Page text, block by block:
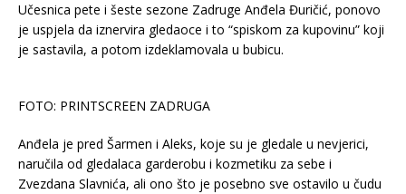
Učesnica pete i šeste sezone Zadruge Anđela Đuričić, ponovo
je uspjela da iznervira gledaoce i to “spiskom za kupovinu” koji
je sastavila, a potom izdeklamovala u bubicu.
FOTO: PRINTSCREEN ZADRUGA
Anđela je pred Šarmen i Aleks, koje su je gledale u nevjerici,
naručila od gledalaca garderobu i kozmetiku za sebe i
Zvezdana Slavnića, ali ono što je posebno sve ostavilo u čudu